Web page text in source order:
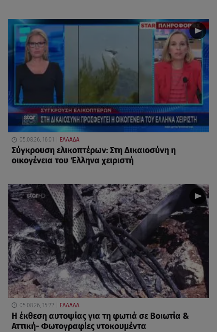
05.08.26, 16:01 ΕΛΛΑΔΑ
Σύγκρουση ελικοπτέρων: Στη Δικαιοσύνη η
οικογένεια του Έλληνα χειριστή
05.08.26, 15:22 ΕΛΛΑΔΑ
Η έκθεση αυτοψίας για τη φωτιά σε Βοιωτία &
Αττική- Φωτογραφίες ντοκουμέντα